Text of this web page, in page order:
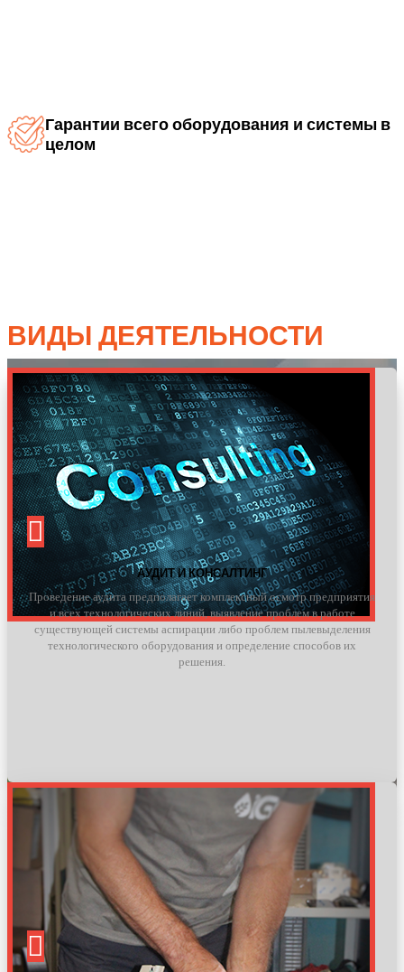
Гарантии всего оборудования и системы в
целом
ВИДЫ ДЕЯТЕЛЬНОСТИ

АУДИТ И КОНСАЛТИНГ
Проведение аудита предполагает комплексный осмотр предприятия
и всех технологических линий, выявление проблем в работе
существующей системы аспирации либо проблем пылевыделения
технологического оборудования и определение способов их
решения.
